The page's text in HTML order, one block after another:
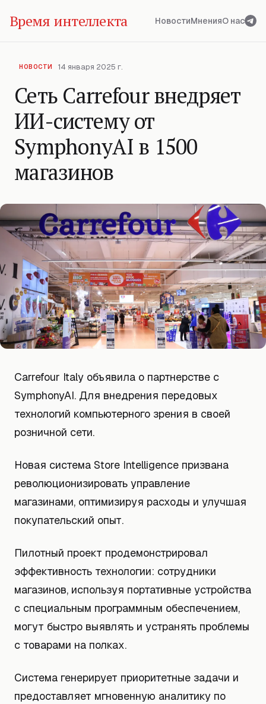
Время интеллекта НовостиМненияО нас
НОВОСТИ 14 января 2025 г.
Сеть Carrefour внедряет
ИИ-систему от
SymphonyAI в 1500
магазинов
Carrefour Italy объявила о партнерстве с
SymphonyAI. Для внедрения передовых
технологий компьютерного зрения в своей
розничной сети.
Новая система Store Intelligence призвана
революционизировать управление
магазинами, оптимизируя расходы и улучшая
покупательский опыт.
Пилотный проект продемонстрировал
эффективность технологии: сотрудники
магазинов, используя портативные устройства
с специальным программным обеспечением,
могут быстро выявлять и устранять проблемы
с товарами на полках.
Система генерирует приоритетные задачи и
предоставляет мгновенную аналитику по